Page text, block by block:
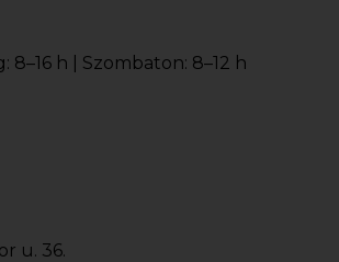
h | Szombaton: 8–12 h
u. 36.